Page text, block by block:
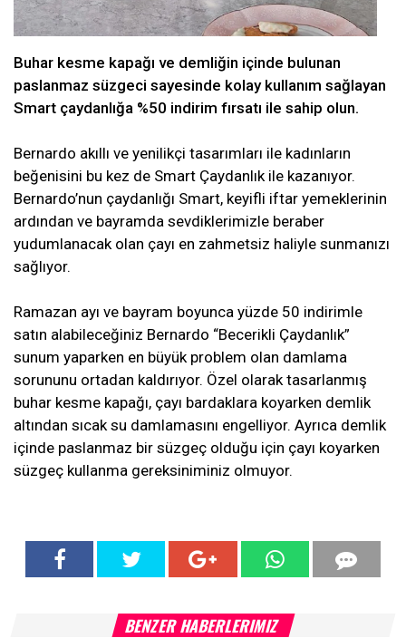
Buhar kesme kapağı ve demliğin içinde bulunan
paslanmaz süzgeci sayesinde kolay kullanım sağlayan
Smart çaydanlığa %50 indirim fırsatı ile sahip olun.
Bernardo akıllı ve yenilikçi tasarımları ile kadınların
beğenisini bu kez de Smart Çaydanlık ile kazanıyor.
Bernardo’nun çaydanlığı Smart, keyifli iftar yemeklerinin
ardından ve bayramda sevdiklerimizle beraber
yudumlanacak olan çayı en zahmetsiz haliyle sunmanızı
sağlıyor.
Ramazan ayı ve bayram boyunca yüzde 50 indirimle
satın alabileceğiniz Bernardo “Becerikli Çaydanlık”
sunum yaparken en büyük problem olan damlama
sorununu ortadan kaldırıyor. Özel olarak tasarlanmış
buhar kesme kapağı, çayı bardaklara koyarken demlik
altından sıcak su damlamasını engelliyor. Ayrıca demlik
içinde paslanmaz bir süzgeç olduğu için çayı koyarken
süzgeç kullanma gereksiniminiz olmuyor.
BENZER HABERLERIMIZ